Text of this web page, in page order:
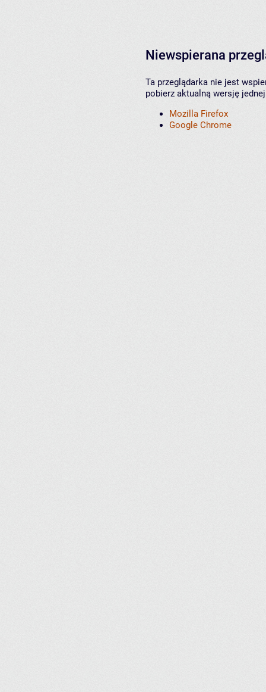
Niewspierana
Ta przeglądarka nie jest
pobierz aktualną wersję
Mozilla Firefox
Google Chrome